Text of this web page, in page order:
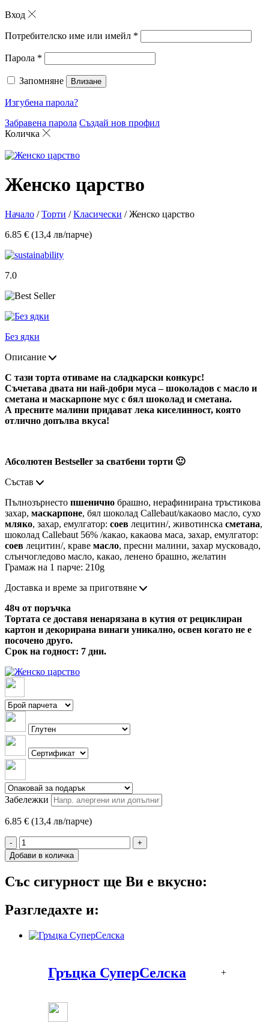
Вход
Потребителско име или имейл *
Парола *
Запомняне Влизане
Изгубена парола?
Забравена парола Създай нов профил
Количка
Женско царство
Начало /Торти /Класически / Женско царство
6.85 € (13,4 лв/парче)
7.0
Без ядки
Описание
С тази торта отиваме на сладкарски конкурс!
Съчетава двата ни най-добри муса – шоколадов с масло и
сметана и маскарпоне мус с бял шоколад и сметана.
А пресните малини придават лека киселинност, която
отлично допълва вкуса!
Абсолютен Bestseller за сватбени торти 🙂
Състав
Пълнозърнесто пшенично брашно, нерафинирана тръстикова
захар, маскарпоне, бял шоколад Callebaut/какаово масло, сухо
мляко, захар, емулгатор: соев лецитин/, животинска сметана,
шоколад Callebaut 56% /какао, какаова маса, захар, емулгатор:
соев лецитин/, краве масло, пресни малини, захар мусковадо,
слънчогледово масло, какао, ленено брашно, желатин
Грамаж на 1 парче: 210g
Доставка и време за приготвяне
48ч от поръчка
Тортата се доставя ненарязана в кутия от рециклиран
картон и декорирана винаги уникално, освен когато не е
посочено друго.
Срок на годност: 7 дни.
Забележки
6.85 € (13,4 лв/парче)
-
+
Добави в количка
Със сигурност ще Ви е вкусно:
Разгледахте и:
Гръцка СуперСелска +